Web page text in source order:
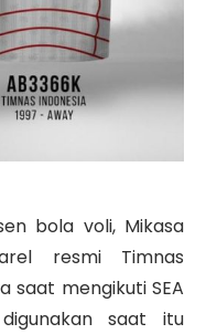
bola voli, Mikasa
resmi Timnas
saat mengikuti SEA
saat itu